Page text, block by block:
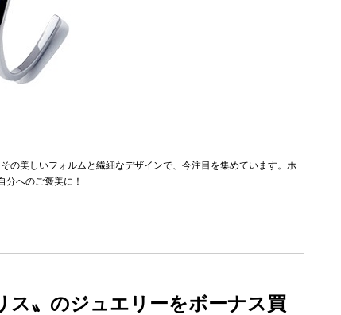
の美しいフォルムと繊細なデザインで、今注目を集めています。ホ
へのご褒美に！
ス〟のジュエリーをボーナス買